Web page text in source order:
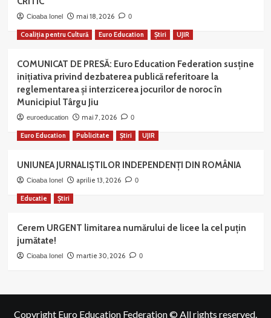
Cioaba Ionel mai 18, 2026 0
Coaliția pentru Cultură Euro Education Știri UJIR
COMUNICAT DE PRESĂ: Euro Education Federation susține
inițiativa privind dezbaterea publică referitoare la
reglementarea și interzicerea jocurilor de noroc în
Municipiul Târgu Jiu
euroeducation mai 7, 2026 0
Euro Education Publicitate Știri UJIR
UNIUNEA JURNALIȘTILOR INDEPENDENȚI DIN ROMÂNIA
Cioaba Ionel aprilie 13, 2026 0
Educatie Știri
Cerem URGENT limitarea numărului de licee la cel puțin
jumătate!
Cioaba Ionel martie 30, 2026 0
Copyright Euro Education Federation © All rights reserved.